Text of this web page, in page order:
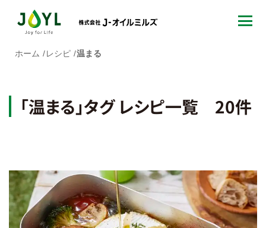
ホーム レシピ 温まる
「温まる」タグ レシピ一覧 20件